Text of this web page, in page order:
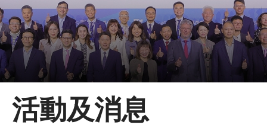
跳到內容（按回車鍵）
會員登入
主頁
關於LSCM
活動及消息